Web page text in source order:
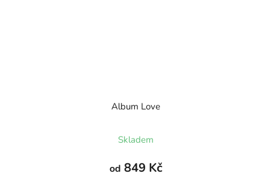
Album Love
hodnocení
produktu
je
Skladem
od 849 Kč